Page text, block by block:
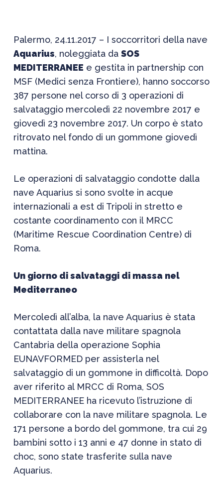
Palermo, 24.11.2017 – I soccorritori della nave
Aquarius, noleggiata da SOS
MEDITERRANEE e gestita in partnership con
MSF (Medici senza Frontiere), hanno soccorso
387 persone nel corso di 3 operazioni di
salvataggio mercoledì 22 novembre 2017 e
giovedì 23 novembre 2017. Un corpo è stato
ritrovato nel fondo di un gommone giovedì
mattina.
Le operazioni di salvataggio condotte dalla
nave Aquarius si sono svolte in acque
internazionali a est di Tripoli in stretto e
costante coordinamento con il MRCC
(Maritime Rescue Coordination Centre) di
Roma.
Un giorno di salvataggi di massa nel
Mediterraneo
Mercoledì all’alba, la nave Aquarius è stata
contattata dalla nave militare spagnola
Cantabria della operazione Sophia
EUNAVFORMED per assisterla nel
salvataggio di un gommone in difficoltà. Dopo
aver riferito al MRCC di Roma, SOS
MEDITERRANEE ha ricevuto l’istruzione di
collaborare con la nave militare spagnola. Le
171 persone a bordo del gommone, tra cui 29
bambini sotto i 13 anni e 47 donne in stato di
choc, sono state trasferite sulla nave
Aquarius.